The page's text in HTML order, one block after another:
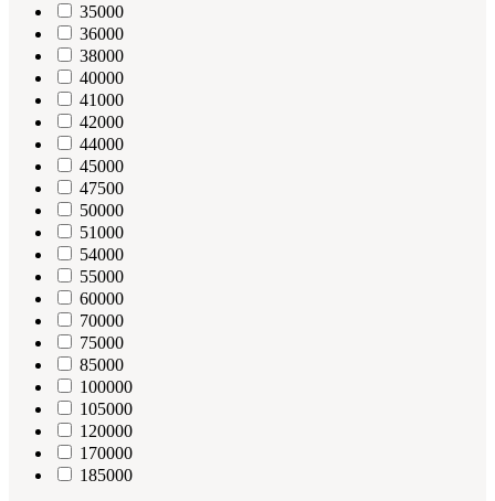
35000
36000
38000
40000
41000
42000
44000
45000
47500
50000
51000
54000
55000
60000
70000
75000
85000
100000
105000
120000
170000
185000